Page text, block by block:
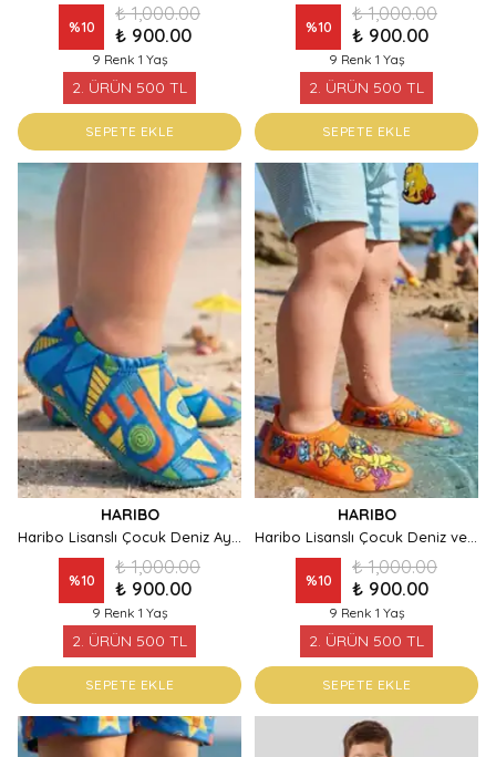
%10
₺ 1,000.00
₺ 900.00
9 Renk 1 Yaş
2. ÜRÜN 500 TL
SEPETE EKLE
%10
₺ 1,000.00
₺ 900.00
9 Renk 1 Yaş
2. ÜRÜN 500 TL
SEPETE EKLE
HARIBO
%10
₺ 1,000.00
₺ 900.00
9 Renk 1 Yaş
2. ÜRÜN 500 TL
SEPETE EKLE
HARIBO
%10
₺ 1,000.00
₺ 900.00
9 Renk 1 Yaş
2. ÜRÜN 500 TL
SEPETE EKLE